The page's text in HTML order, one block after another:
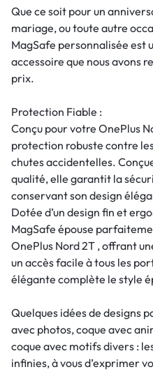
Que ce soit pour un
mariage, ou toute autre
MagSafe personnalisée est
accessoire que nous avons
prix.
Protection Fiable :
Conçu pour votre OnePlus
protection robuste contre
chutes accidentelles.
qualité, elle garantit la
conservant son design
Dotée d’un design fin et
MagSafe épouse
OnePlus Nord 2T , offrant
un accès facile à tous les
élégante complète le style
Quelques idées de designs
avec photos, coque avec
coque avec motifs divers :
infinies, à vous d’exprimer